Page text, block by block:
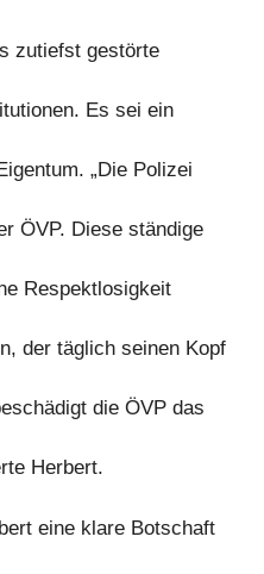
zutiefst gestörte
Es sei ein
„Die Polizei
ÖVP. Diese ständige
Respektlosigkeit
der täglich seinen Kopf
die ÖVP das
Herbert.
eine klare Botschaft